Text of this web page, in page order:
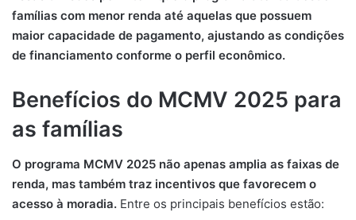
famílias com menor renda até aquelas que possuem
maior capacidade de pagamento, ajustando as condições
de financiamento conforme o perfil econômico.
Benefícios do MCMV 2025 para
as famílias
O programa MCMV 2025 não apenas amplia as faixas de
renda, mas também traz incentivos que favorecem o
acesso à moradia. Entre os principais benefícios estão: